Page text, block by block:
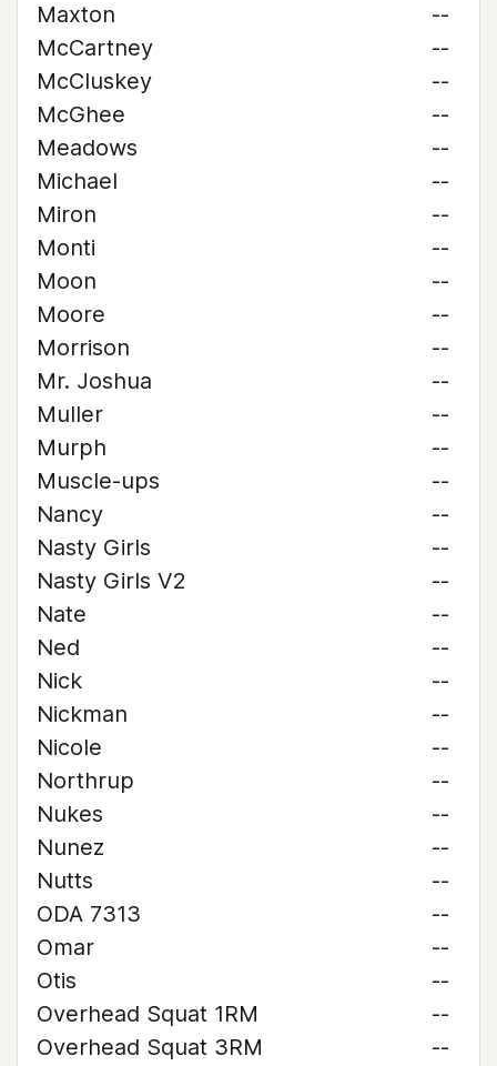
Maxton
--
McCartney
--
McCluskey
--
McGhee
--
Meadows
--
Michael
--
Miron
--
Monti
--
Moon
--
Moore
--
Morrison
--
Mr. Joshua
--
Muller
--
Murph
--
Muscle-ups
--
Nancy
--
Nasty Girls
--
Nasty Girls V2
--
Nate
--
Ned
--
Nick
--
Nickman
--
Nicole
--
Northrup
--
Nukes
--
Nunez
--
Nutts
--
ODA 7313
--
Omar
--
Otis
--
Overhead Squat 1RM
--
Overhead Squat 3RM
--